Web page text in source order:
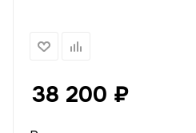
38 200 ₽